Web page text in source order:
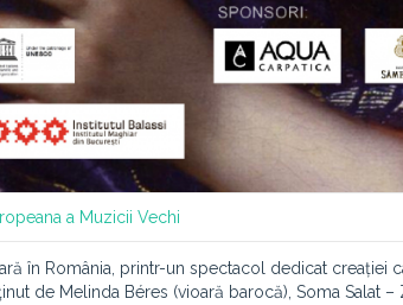
a Muzicii Vechi
în România, printr-un spectacol dedicat creației
de Melinda Béres (vioară barocă), Soma Salat –